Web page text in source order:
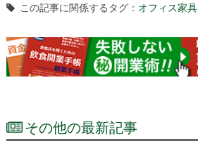
この記事に関係するタグ： オフィス家具
その他の最新記事